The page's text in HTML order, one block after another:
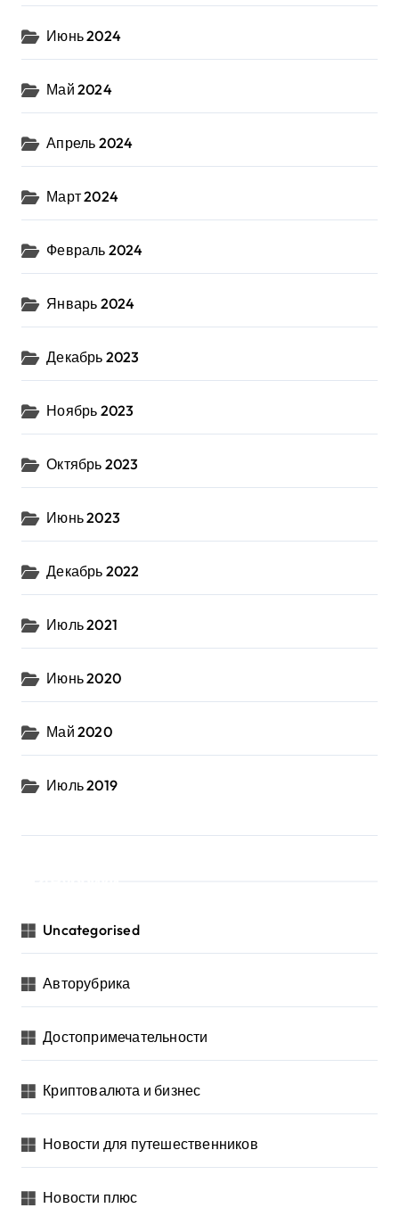
Июнь 2024
Май 2024
Апрель 2024
Март 2024
Февраль 2024
Январь 2024
Декабрь 2023
Ноябрь 2023
Октябрь 2023
Июнь 2023
Декабрь 2022
Июль 2021
Июнь 2020
Май 2020
Июль 2019
Uncategorised
Авторубрика
Достопримечательности
Криптовалюта и бизнес
Новости для путешественников
Новости плюс